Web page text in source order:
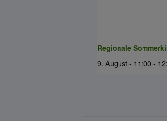
Regionale
9. August - 11:00-